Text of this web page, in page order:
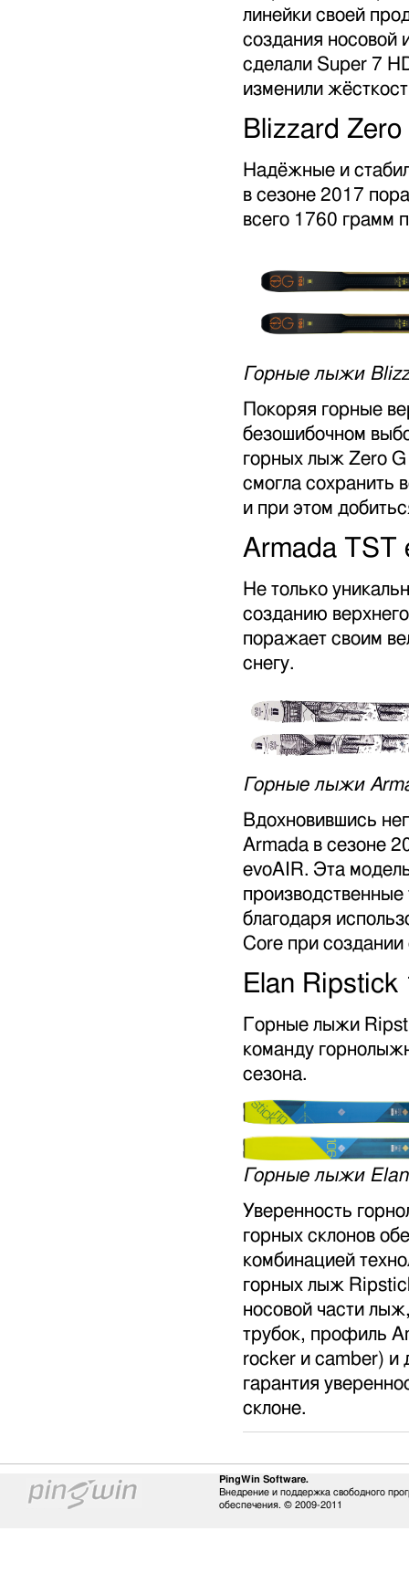
линейки своей
создания носовой
сделали Super 7
изменили
Blizzard
Надёжные и
в сезоне 2017
всего 1760 грамм
Горные лыжи
Покоряя горные
безошибочном
горных лыж Zero
смогла сохранить
и при этом
Armada TST
Не только
созданию
поражает своим
снегу.
Горные лыжи
Вдохновившись
Armada в сезоне
evoAIR. Эта
производственные
благодаря
Core при
Elan Ripstick
Горные лыжи
команду
сезона.
Горные лыжи
Уверенность
горных склонов
комбинацией
горных лыж
носовой части
трубок, профиль
rocker и camber) и
гарантия
склоне.
PingWin Software.
Внедрение и поддержка свободного
обеспечения. © 2009-2011